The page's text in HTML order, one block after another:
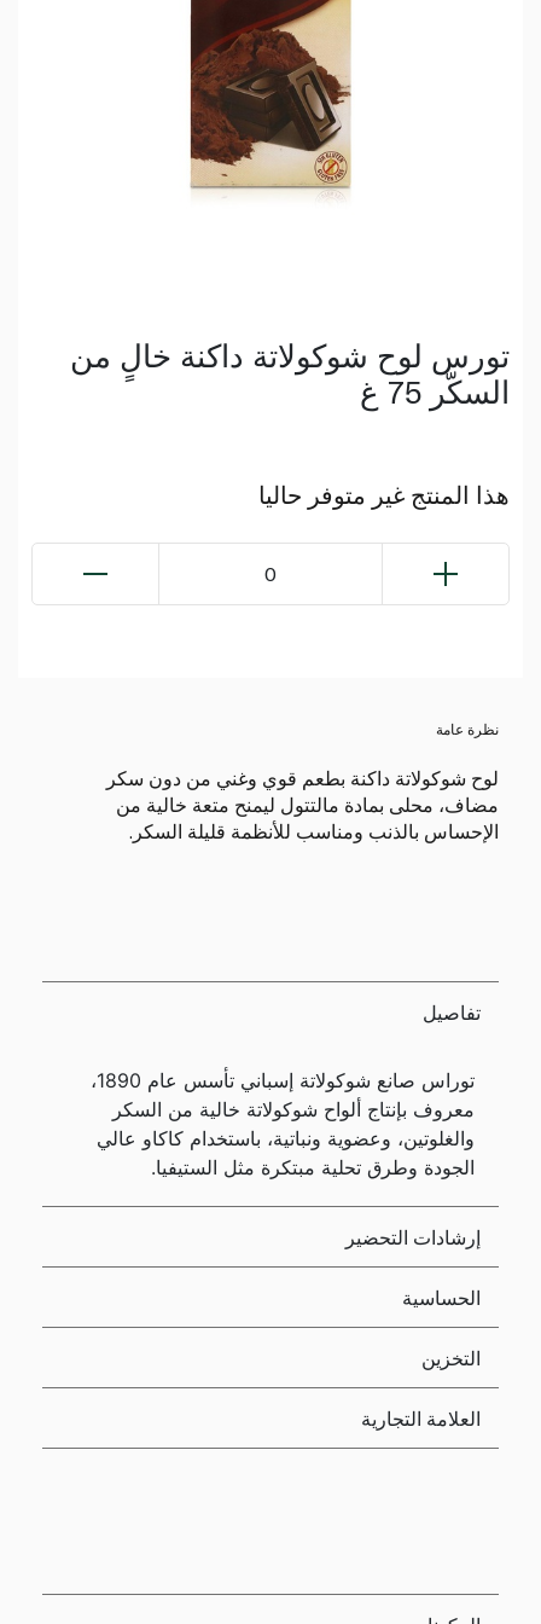
تورس لوح شوكولاتة داكنة خالٍ من
السكّر 75 غ
هذا المنتج غير متوفر حاليا
0
نظرة عامة
لوح شوكولاتة داكنة بطعم قوي وغني من دون سكر
مضاف، محلى بمادة مالتتول ليمنح متعة خالية من
الإحساس بالذنب ومناسب للأنظمة قليلة السكر.
تفاصيل
توراس صانع شوكولاتة إسباني تأسس عام 1890،
معروف بإنتاج ألواح شوكولاتة خالية من السكر
والغلوتين، وعضوية ونباتية، باستخدام كاكاو عالي
الجودة وطرق تحلية مبتكرة مثل الستيفيا.
إرشادات التحضير
الحساسية
التخزين
العلامة التجارية